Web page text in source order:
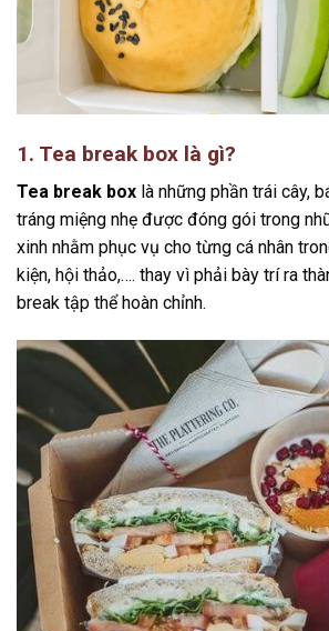
1. Tea break box là gì?
Tea break box là những phần trái cây,
tráng miệng nhẹ được đóng gói trong
xinh nhằm phục vụ cho từng cá nhân
kiện, hội thảo,…. thay vì phải bày trí ra
break tập thể hoàn chỉnh.